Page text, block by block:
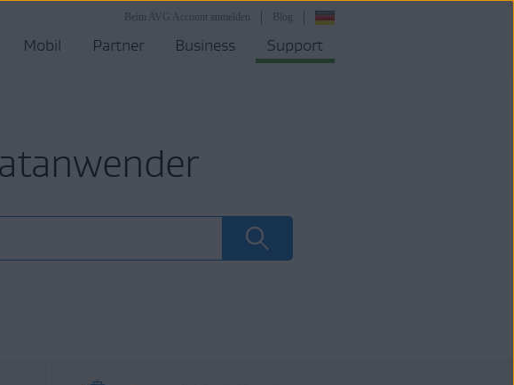
Blog
Beim AVG Account anmelden
Mobil Partner Business Support